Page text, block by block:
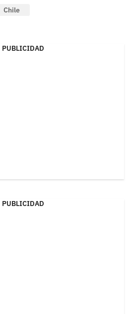
Chile
PUBLICIDAD
PUBLICIDAD